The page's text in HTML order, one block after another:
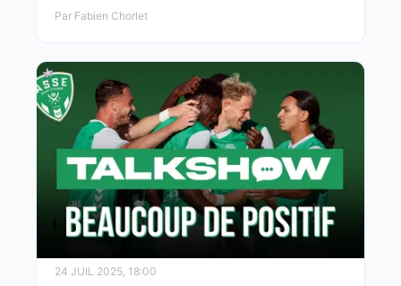
Par Fabien Chorlet
24 JUIL 2025, 18:00